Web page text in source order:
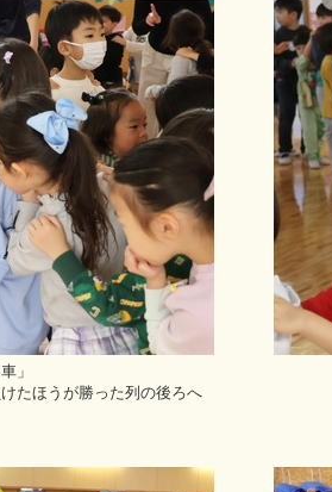
」
たほうが勝った列の後ろへ